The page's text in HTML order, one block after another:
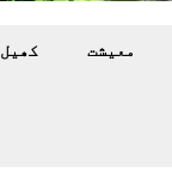
معيشت کھيل